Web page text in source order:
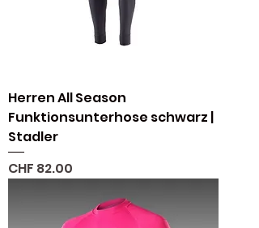
Herren All Season
Funktionsunterhose schwarz |
Stadler
Preis
CHF 82.00